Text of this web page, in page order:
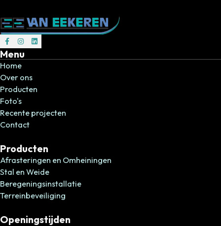
Volg ons op Facebook
Volg ons op Instagram
Volg ons op Instagram
Menu
Home
Over ons
Producten
Foto's
Recente projecten
Contact
Producten
Afrasteringen en Omheiningen
Stal en Weide
Beregeningsinstallatie
Terreinbeveiliging
Openingstijden